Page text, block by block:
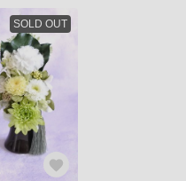
SOLD OUT